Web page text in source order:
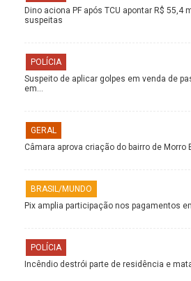
Dino aciona PF após TCU apontar R$ 55,4
suspeitas
POLÍCIA
Suspeito de aplicar golpes em venda de
em…
GERAL
Câmara aprova criação do bairro de Morro
BRASIL/MUNDO
Pix amplia participação nos pagamentos
POLÍCIA
Incêndio destrói parte de residência e